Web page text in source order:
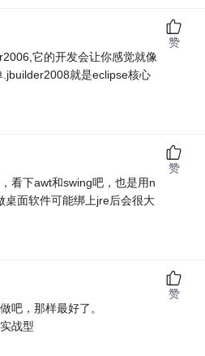
它的开发会让你感觉就像
就是eclipse核心
赞
看下awt和swing吧，也是用n
桌面软件可能绑上jre后会很大
赞
吧，那样最好了。
战型
赞